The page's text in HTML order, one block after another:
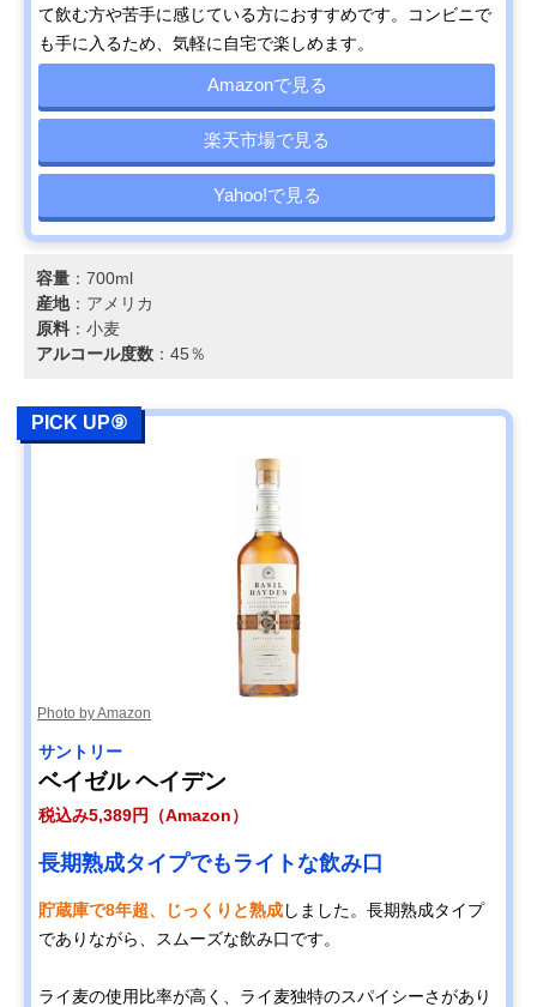
て飲む方や苦手に感じている方におすすめです。コンビニで
も手に入るため、気軽に自宅で楽しめます。
Amazonで見る
楽天市場で見る
Yahoo!で見る
容量 ：700ml
産地：アメリカ
原料 ：小麦
アルコール度数 ：45％
PICK UP⑨
Photo by Amazon
サントリー
ベイゼル ヘイデン
税込み5,389円（Amazon）
長期熟成タイプでもライトな飲み口
貯蔵庫で8年超、じっくりと熟成しました。長期熟成タイプ
でありながら、スムーズな飲み口です。
ライ麦の使用比率が高く、ライ麦独特のスパイシーさがあり